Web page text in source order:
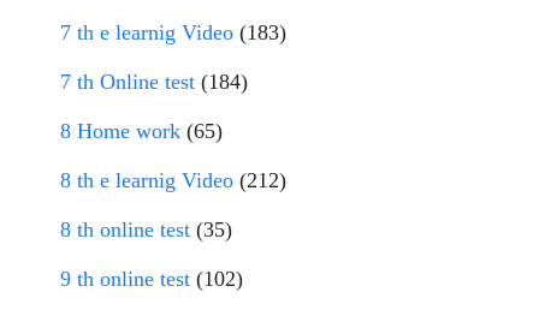
7 th e learnig Video (183)
7 th Online test (184)
8 Home work (65)
8 th e learnig Video (212)
8 th online test (35)
9 th online test (102)